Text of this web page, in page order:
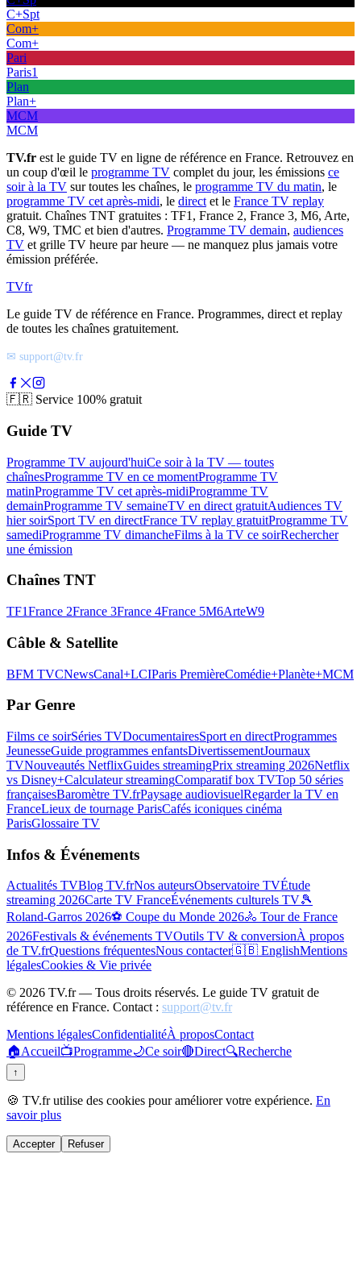
C+Spt
Com+
Com+
Pari
Paris1
Plan
Plan+
MCM
MCM
TV.fr est le guide TV en ligne de référence en France. Retrouvez en
un coup d'œil le programme TV complet du jour, les émissions ce
soir à la TV sur toutes les chaînes, le programme TV du matin, le
programme TV cet après-midi, le direct et le France TV replay
gratuit. Chaînes TNT gratuites : TF1, France 2, France 3, M6, Arte,
C8, W9, TMC et bien d'autres. Programme TV demain, audiences
TV et grille TV heure par heure — ne manquez plus jamais votre
émission préférée.
TVfr
Le guide TV de référence en France. Programmes, direct et replay
de toutes les chaînes gratuitement.
✉ support@tv.fr
🇫🇷 Service 100% gratuit
Guide TV
Programme TV aujourd'huiCe soir à la TV — toutes
chaînesProgramme TV en ce momentProgramme TV
matinProgramme TV cet après-midiProgramme TV
demainProgramme TV semaineTV en direct gratuitAudiences TV
hier soirSport TV en directFrance TV replay gratuitProgramme TV
samediProgramme TV dimancheFilms à la TV ce soirRechercher
une émission
Chaînes TNT
TF1France 2France 3France 4France 5M6ArteW9
Câble & Satellite
BFM TVCNewsCanal+LCIParis PremièreComédie+Planète+MCM
Par Genre
Films ce soirSéries TVDocumentairesSport en directProgrammes
JeunesseGuide programmes enfantsDivertissementJournaux
TVNouveautés NetflixGuides streamingPrix streaming 2026Netflix
vs Disney+Calculateur streamingComparatif box TVTop 50 séries
françaisesBaromètre TV.frPaysage audiovisuelRegarder la TV en
FranceLieux de tournage ParisCafés iconiques cinéma
ParisGlossaire TV
Infos & Événements
Actualités TVBlog TV.frNos auteursObservatoire TVÉtude
streaming 2026Carte TV FranceÉvénements culturels TV🎾
Roland-Garros 2026⚽ Coupe du Monde 2026🚴 Tour de France
2026Festivals & événements TVOutils TV & conversionÀ propos
de TV.frQuestions fréquentesNous contacter🇬🇧 EnglishMentions
légalesCookies & Vie privée
© 2026 TV.fr — Tous droits réservés. Le guide TV gratuit de
référence en France. Contact : support@tv.fr
Mentions légalesConfidentialitéÀ proposContact
🏠Accueil📺Programme🌙Ce soir🔴Direct🔍Recherche
↑
🍪 TV.fr utilise des cookies pour améliorer votre expérience. En
savoir plus
Accepter Refuser